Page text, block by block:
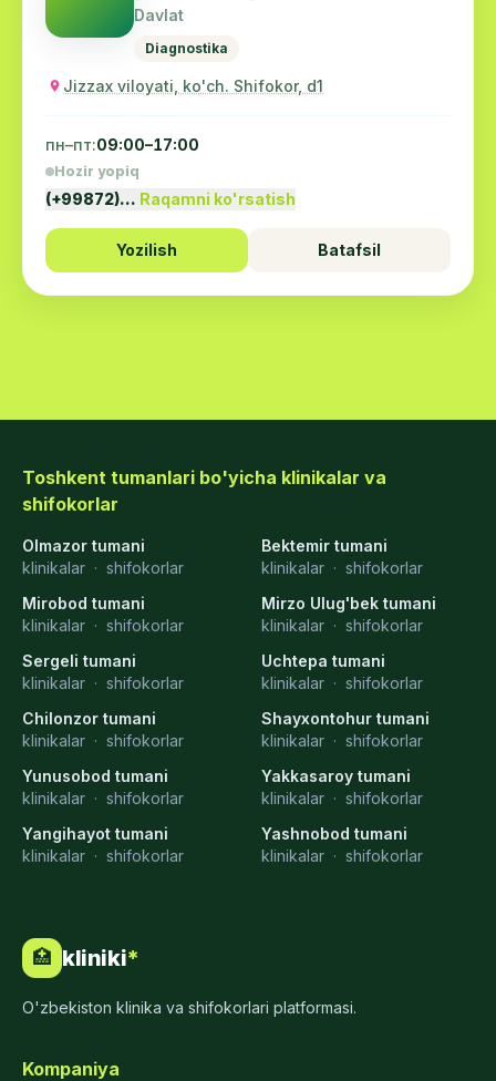
filiali
Davlat
Diagnostika
Jizzax viloyati, ko'ch. Shifokor, d1
пн–пт:09:00–17:00
Hozir yopiq
(+99872)… Raqamni ko'rsatish
Yozilish Batafsil
Toshkent tumanlari bo'yicha klinikalar va
shifokorlar
Olmazor tumani
klinikalar · shifokorlar
Bektemir tumani
klinikalar · shifokorlar
Mirobod tumani
klinikalar · shifokorlar
Mirzo Ulug'bek tumani
klinikalar · shifokorlar
Sergeli tumani
klinikalar · shifokorlar
Uchtepa tumani
klinikalar · shifokorlar
Chilonzor tumani
klinikalar · shifokorlar
Shayxontohur tumani
klinikalar · shifokorlar
Yunusobod tumani
klinikalar · shifokorlar
Yakkasaroy tumani
klinikalar · shifokorlar
Yangihayot tumani
klinikalar · shifokorlar
Yashnobod tumani
klinikalar · shifokorlar
🏥 kliniki*
O'zbekiston klinika va shifokorlari platformasi.
Kompaniya